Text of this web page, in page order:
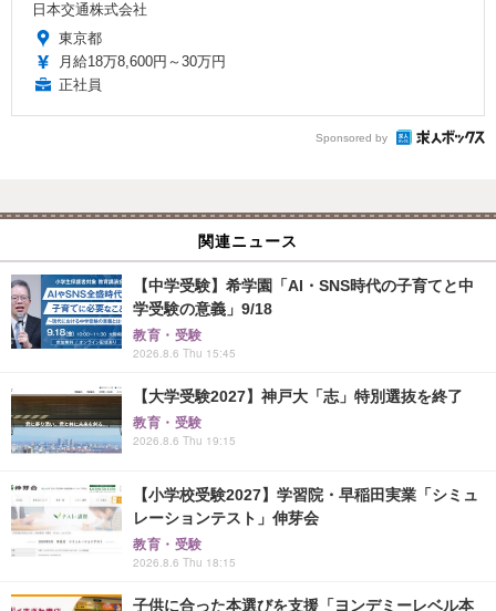
日本交通株式会社
東京都
月給18万8,600円～30万円
正社員
Sponsored by
関連ニュース
【中学受験】希学園「AI・SNS時代の子育てと中
学受験の意義」9/18
教育・受験
2026.8.6 Thu 15:45
【大学受験2027】神戸大「志」特別選抜を終了
教育・受験
2026.8.6 Thu 19:15
【小学校受験2027】学習院・早稲田実業「シミュ
レーションテスト」伸芽会
教育・受験
2026.8.6 Thu 18:15
子供に合った本選びを支援「ヨンデミーレベル本